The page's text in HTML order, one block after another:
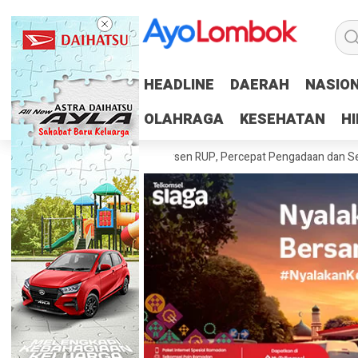
HEADLINE DAERAH
OLAHRAGA
KESEHATAN
HEADLINE DAERAH
OLAHRAGA
KESEHATAN
Tuntaskan 100 Persen RUP, Percepat Pengadaan dan Serapan